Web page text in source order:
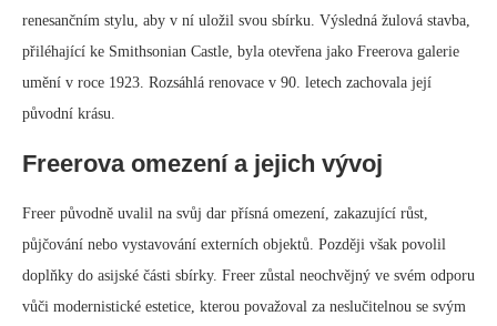
renesančním stylu, aby v ní uložil svou sbírku. Výsledná žulová stavba,
přiléhající ke Smithsonian Castle, byla otevřena jako Freerova galerie
umění v roce 1923. Rozsáhlá renovace v 90. letech zachovala její
původní krásu.
Freerova omezení a jejich vývoj
Freer původně uvalil na svůj dar přísná omezení, zakazující růst,
půjčování nebo vystavování externích objektů. Později však povolil
doplňky do asijské části sbírky. Freer zůstal neochvějný ve svém odporu
vůči modernistické estetice, kterou považoval za neslučitelnou se svým